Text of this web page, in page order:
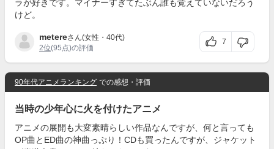
ラが好きです。マイナーすぎてたぶん誰も覚えていないだろう
けど。
metereさん(女性・40代)
2位(95点)の評価
7
90年代アニメランキング での感想・評価
当時の少年心に火を付けたアニメ
アニメの展開も大変素晴らしい作品なんですが、何と言っても
OP曲とED曲の神曲っぷり！CDも買ったんですが、ジャケット